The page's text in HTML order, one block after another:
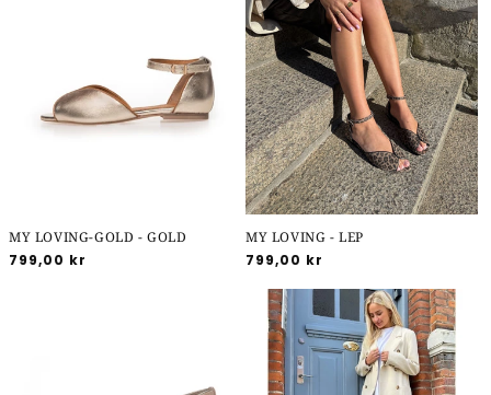
MY LOVING-GOLD - GOLD
Normalpris
799,00 kr
MY LOVING - LEP
Normalpris
799,00 kr